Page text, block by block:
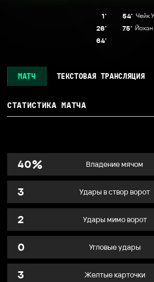
1'
26'
64'
Чейк
54'
75'
МАТЧ ТЕКСТОВАЯ ТРАНСЛЯЦИЯ
СТАТИСТИКА МАТЧА
40% Владение мячом
3 Удары в створ ворот
2
Удары мимо ворот
0
Угловые удары
3
Желтые карточки